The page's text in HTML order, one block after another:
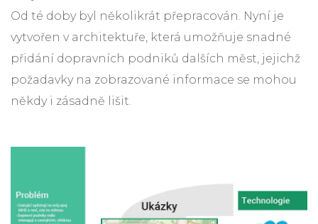
Od té doby byl několikrát přepracován. Nyní je
vytvořen v architektuře, která umožňuje snadné
přidání dopravních podniků dalších měst, jejichž
požadavky na zobrazované informace se mohou
někdy i zásadně lišit.